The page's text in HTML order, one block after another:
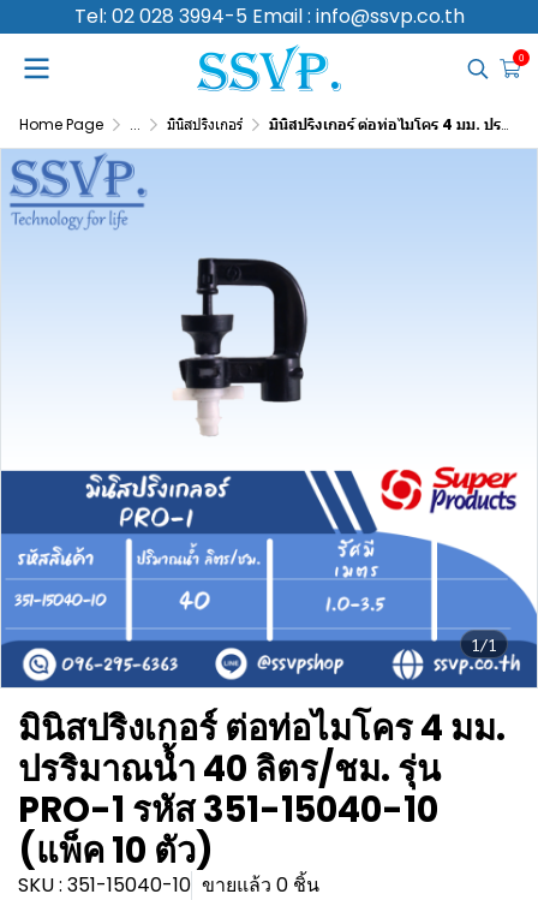
Tel: 02 028 3994-5 Email : info@ssvp.co.th
0
Home Page ... มินิสปริงเกอร์ มินิสปริงเกอร์ ต่อท่อไมโคร 4 มม. ปรริมาณน้ำ 40 ลิตร/ชม. รุ่น PRO-1 รหัส 351-15040-10 (แพ็ค 10 ตัว)
1/1
มินิสปริงเกอร์ ต่อท่อไมโคร 4 มม.
ปรริมาณน้ำ 40 ลิตร/ชม. รุ่น
PRO-1 รหัส 351-15040-10
(แพ็ค 10 ตัว)
SKU : 351-15040-10 ขายแล้ว 0 ชิ้น